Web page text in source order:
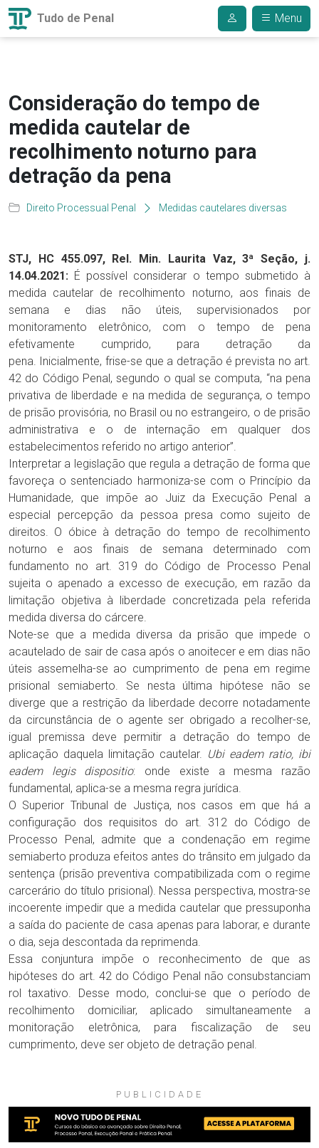
Tudo de Penal Menu
Consideração do tempo de
medida cautelar de
recolhimento noturno para
detração da pena
Direito Processual Penal Medidas cautelares diversas
STJ, HC 455.097, Rel. Min. Laurita Vaz, 3ª Seção, j.
14.04.2021: É possível considerar o tempo submetido à
medida cautelar de recolhimento noturno, aos finais de
semana e dias não úteis, supervisionados por
monitoramento eletrônico, com o tempo de pena
efetivamente cumprido, para detração da
pena. Inicialmente, frise-se que a detração é prevista no art.
42 do Código Penal, segundo o qual se computa, “na pena
privativa de liberdade e na medida de segurança, o tempo
de prisão provisória, no Brasil ou no estrangeiro, o de prisão
administrativa e o de internação em qualquer dos
estabelecimentos referido no artigo anterior”.
Interpretar a legislação que regula a detração de forma que
favoreça o sentenciado harmoniza-se com o Princípio da
Humanidade, que impõe ao Juiz da Execução Penal a
especial percepção da pessoa presa como sujeito de
direitos. O óbice à detração do tempo de recolhimento
noturno e aos finais de semana determinado com
fundamento no art. 319 do Código de Processo Penal
sujeita o apenado a excesso de execução, em razão da
limitação objetiva à liberdade concretizada pela referida
medida diversa do cárcere.
Note-se que a medida diversa da prisão que impede o
acautelado de sair de casa após o anoitecer e em dias não
úteis assemelha-se ao cumprimento de pena em regime
prisional semiaberto. Se nesta última hipótese não se
diverge que a restrição da liberdade decorre notadamente
da circunstância de o agente ser obrigado a recolher-se,
igual premissa deve permitir a detração do tempo de
aplicação daquela limitação cautelar. Ubi eadem ratio, ibi
eademlegis dispositio: onde existe a mesma razão
fundamental, aplica-se a mesma regra jurídica.
O Superior Tribunal de Justiça, nos casos em que há a
configuração dos requisitos do art. 312 do Código de
Processo Penal, admite que a condenação em regime
semiaberto produza efeitos antes do trânsito em julgado da
sentença (prisão preventiva compatibilizada com o regime
carcerário do título prisional). Nessa perspectiva, mostra-se
incoerente impedir que a medida cautelar que pressuponha
a saída do paciente de casa apenas para laborar, e durante
o dia, seja descontada da reprimenda.
Essa conjuntura impõe o reconhecimento de que as
hipóteses do art. 42 do Código Penal não consubstanciam
rol taxativo. Desse modo, conclui-se que o período de
recolhimento domiciliar, aplicado simultaneamente a
monitoração eletrônica, para fiscalização de seu
cumprimento, deve ser objeto de detração penal.
PUBLICIDADE